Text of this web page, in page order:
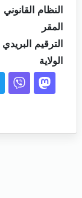
النظام القانوني
المقر
الترقيم البريدي
الولاية